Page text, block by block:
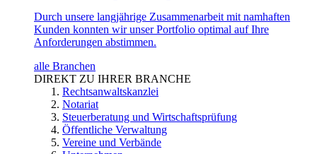
Durch unsere langjährige Zusammenarbeit mit namhaften
Kunden konnten wir unser Portfolio optimal auf Ihre
Anforderungen abstimmen.
alle Branchen
DIREKT ZU IHRER BRANCHE
Rechtsanwaltskanzlei
Notariat
Steuerberatung und Wirtschaftsprüfung
Öffentliche Verwaltung
Vereine und Verbände